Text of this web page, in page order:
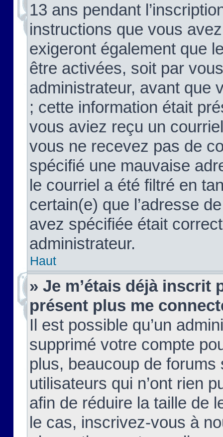
13 ans pendant
instructions que vous
exigeront également que
être activées, soit par
administrateur, avant que
; cette information était
vous aviez reçu un
vous ne recevez pas de
spécifié une mauvaise
le courriel a été filtré en
certain(e) que l’adresse
avez spécifiée était
administrateur.
Haut
» Je m’étais déjà inscrit
présent plus me
Il est possible qu’un
supprimé votre compte
plus, beaucoup de
utilisateurs qui n’ont rien
afin de réduire la taille de
le cas, inscrivez-vous à